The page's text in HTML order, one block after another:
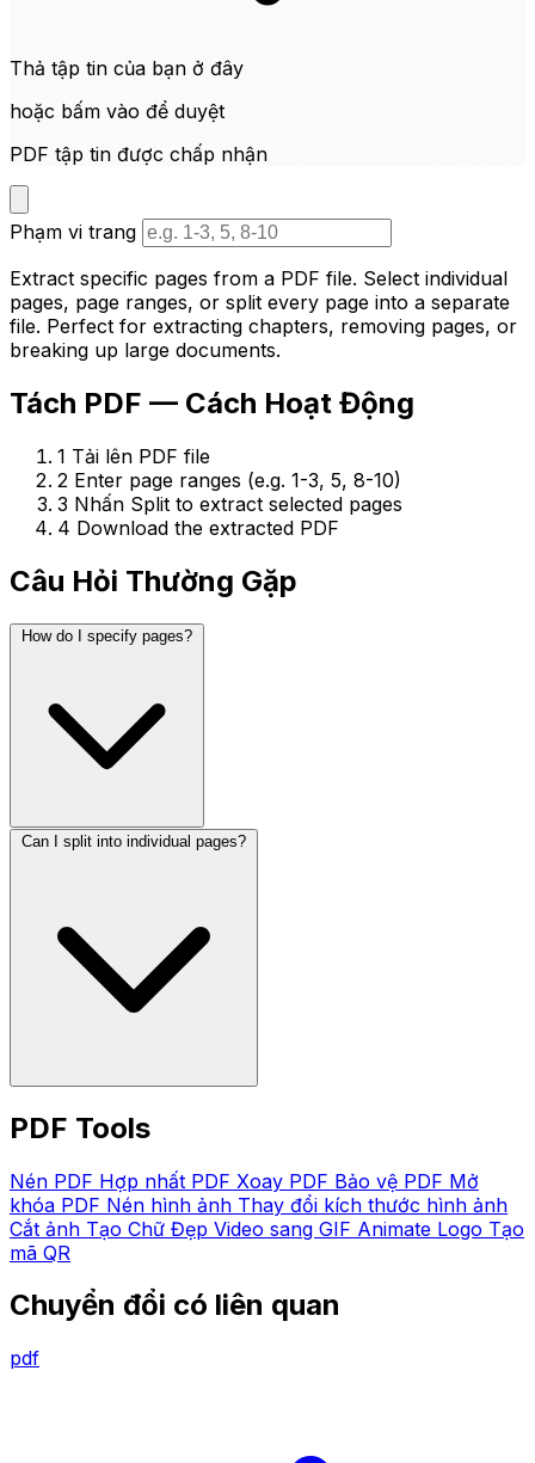
Thả tập tin của bạn ở đây
hoặc bấm vào để duyệt
PDF tập tin được chấp nhận
Phạm vi trang
Extract specific pages from a PDF file. Select individual
pages, page ranges, or split every page into a separate
file. Perfect for extracting chapters, removing pages, or
breaking up large documents.
Tách PDF — Cách Hoạt Động
1 Tải lên PDF file
2 Enter page ranges (e.g. 1-3, 5, 8-10)
3 Nhấn Split to extract selected pages
4 Download the extracted PDF
Câu Hỏi Thường Gặp
How do I specify pages?
Can I split into individual pages?
PDF Tools
Nén PDF Hợp nhất PDF Xoay PDF Bảo vệ PDF Mở
khóa PDF Nén hình ảnh Thay đổi kích thước hình ảnh
Cắt ảnh Tạo Chữ Đẹp Video sang GIF Animate Logo Tạo
mã QR
Chuyển đổi có liên quan
pdf